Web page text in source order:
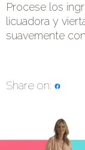
Procese los
licuadora y
suavemente
Share on: